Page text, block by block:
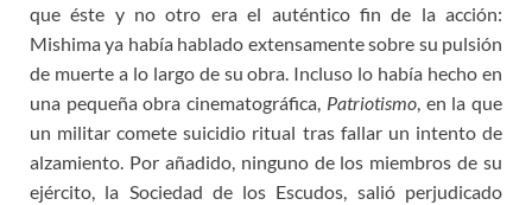
que éste y no otro era el auténtico fin de la acción:
Mishima ya había hablado extensamente sobre su pulsión
de muerte a lo largo de su obra. Incluso lo había hecho en
una pequeña obra cinematográfica, Patriotismo, en la que
un militar comete suicidio ritual tras fallar un intento de
alzamiento. Por añadido, ninguno de los miembros de su
ejército, la Sociedad de los Escudos, salió perjudicado